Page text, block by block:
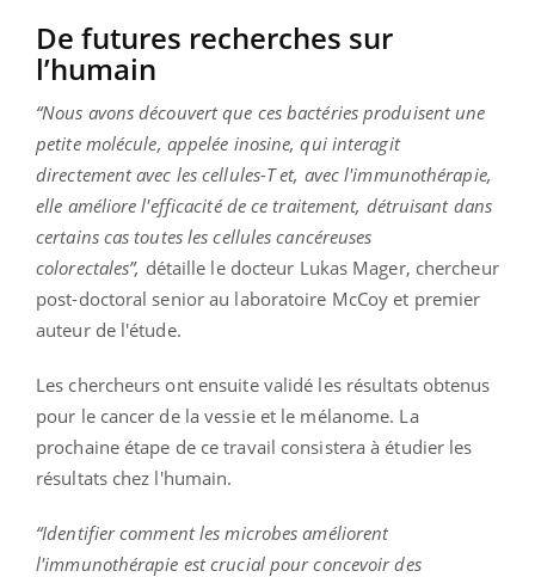
De futures recherches sur
l’humain
“Nous avons découvert que ces bactéries produisent une
petite molécule, appelée inosine, qui interagit
directement avec les cellules-T et, avec l'immunothérapie,
elle améliore l'efficacité de ce traitement, détruisant dans
certains cas toutes les cellules cancéreuses
colorectales”, détaille le docteur Lukas Mager, chercheur
post-doctoral senior au laboratoire McCoy et premier
auteur de l'étude.
Les chercheurs ont ensuite validé les résultats obtenus
pour le cancer de la vessie et le mélanome. La
prochaine étape de ce travail consistera à étudier les
résultats chez l'humain.
“Identifier comment les microbes améliorent
l'immunothérapie est crucial pour concevoir des